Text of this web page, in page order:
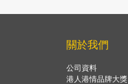
關於我們
公司資料
港人港情品牌大獎